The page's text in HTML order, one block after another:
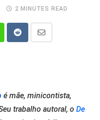
2 MINUTES READ
RedditShare
é mãe, minicontista,
trabalho autoral, o De